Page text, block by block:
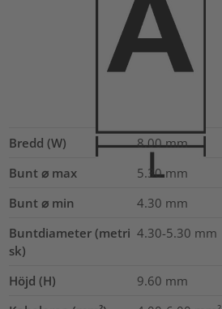
Bredd (W) 8.00 mm
Bunt ⌀ max
5.30 mm
Bunt ⌀ min
4.30 mm
Buntdiameter (metri
sk)
4.30-5.30 mm
Höjd (H) 9.60 mm